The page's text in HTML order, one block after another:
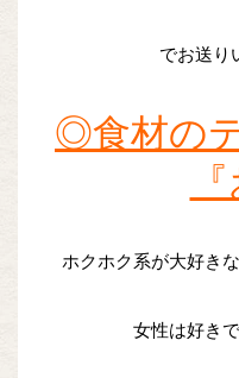
でお送り
◎食材の
ホクホク系が大好き
女性は好き